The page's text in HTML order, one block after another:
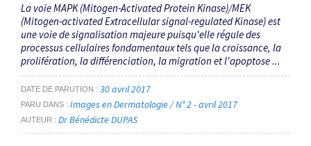
La voie MAPK (Mitogen-Activated Protein Kinase)/MEK
(Mitogen-activated Extracellular signal-regulated Kinase) est
une voie de signalisation majeure puisqu'elle régule des
processus cellulaires fondamentaux tels que la croissance, la
prolifération, la différenciation, la migration et l'apoptose ...
DATE DE PARUTION 30 avril 2017
PARU DANS Images en Dermatologie / N° 2 - avril 2017
AUTEUR Dr Bénédicte DUPAS